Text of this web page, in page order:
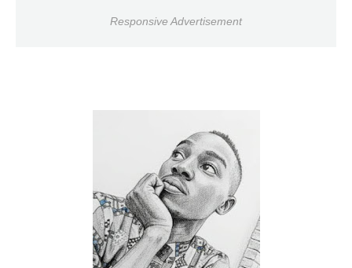
Responsive Advertisement